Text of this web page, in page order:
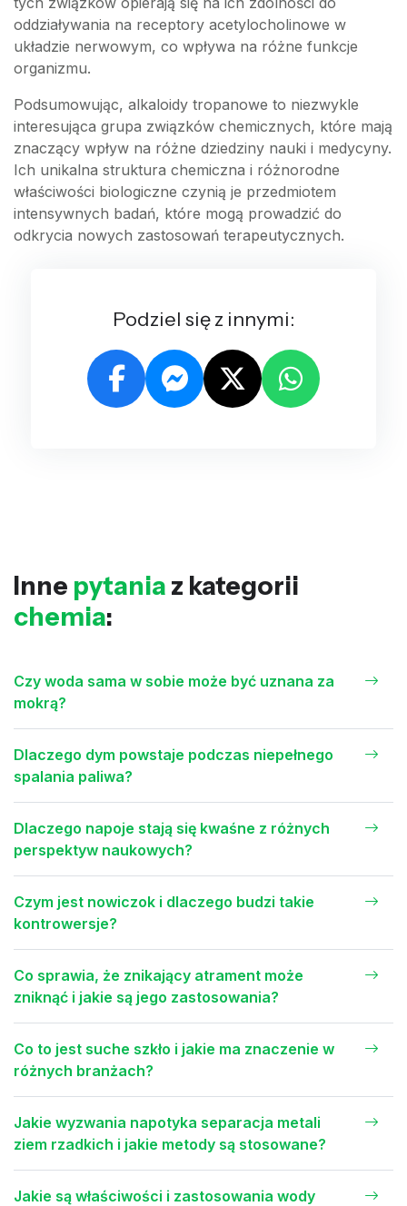
oddziaływania na receptory acetylocholinowe w
układzie nerwowym, co wpływa na różne funkcje
organizmu.
Podsumowując, alkaloidy tropanowe to niezwykle
interesująca grupa związków chemicznych, które mają
znaczący wpływ na różne dziedziny nauki i medycyny.
Ich unikalna struktura chemiczna i różnorodne
właściwości biologiczne czynią je przedmiotem
intensywnych badań, które mogą prowadzić do
odkrycia nowych zastosowań terapeutycznych.
Podziel się z innymi:
Inne pytania z kategorii
chemia:
Czy woda sama w sobie może być uznana za
mokrą?
Dlaczego dym powstaje podczas niepełnego
spalania paliwa?
Dlaczego napoje stają się kwaśne z różnych
perspektyw naukowych?
Czym jest nowiczok i dlaczego budzi takie
kontrowersje?
Co sprawia, że znikający atrament może
zniknąć i jakie są jego zastosowania?
Co to jest suche szkło i jakie ma znaczenie w
różnych branżach?
Jakie wyzwania napotyka separacja metali
ziem rzadkich i jakie metody są stosowane?
Jakie są właściwości i zastosowania wody